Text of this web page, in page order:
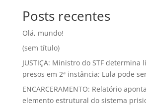
Posts recentes
Olá, mundo!
(sem título)
JUSTIÇA: Ministro do STF determina
presos em 2ª instância; Lula pode
ENCARCERAMENTO: Relatório
elemento estrutural do sistema